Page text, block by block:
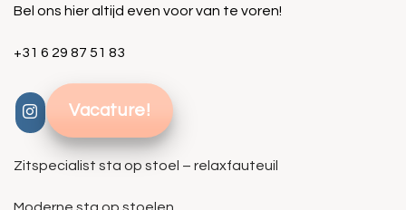
Bel ons hier altijd even voor van te voren!
+31 6 29 87 51 83
Vacature!
Zitspecialist sta op stoel – relaxfauteuil
Moderne sta op stoelen